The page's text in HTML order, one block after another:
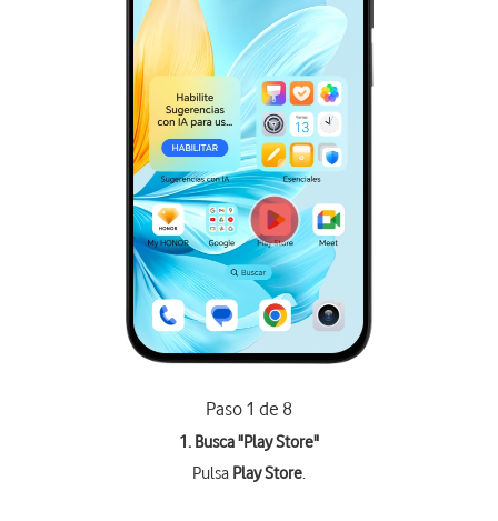
Paso 1 de 8
1. Busca "Play Store"
Pulsa Play Store.